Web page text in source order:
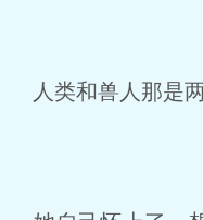
人类和兽人那是